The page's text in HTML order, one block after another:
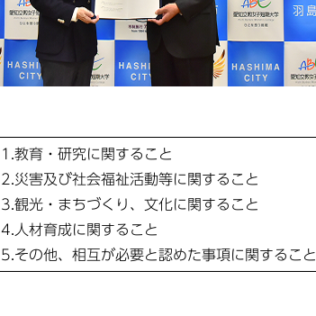
1.教育・研究に関すること
2.災害及び社会福祉活動等に関すること
3.観光・まちづくり、文化に関すること
4.人材育成に関すること
5.その他、相互が必要と認めた事項に関すること